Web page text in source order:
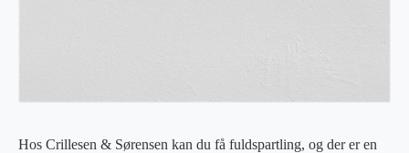
Hos Crillesen & Sørensen kan du få fuldspartling, og der er en